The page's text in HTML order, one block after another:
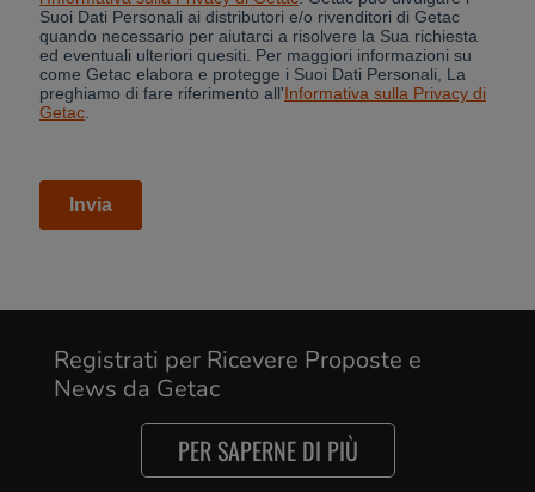
Registrati per Ricevere Proposte e
News da Getac
PER SAPERNE DI PIÙ